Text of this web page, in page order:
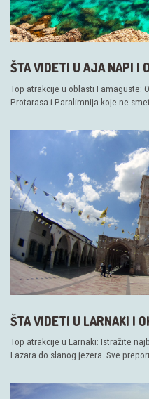
ŠTA VIDETI U AJA NAPI I
Top atrakcije u oblasti Famaguste:
Protarasa i Paralimnija koje ne
ŠTA VIDETI U LARNAKI I
Top atrakcije u Larnaki: Istražite
Lazara do slanog jezera. Sve